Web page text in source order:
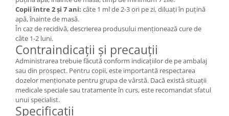
Copii între 2 și 7 ani: câte 1 ml de 2-3 ori pe zi, diluați în puțină
apă, înainte de masă.
În caz de recidivă, descrierea produsului menționează cure de
câte 1-2 luni.
Contraindicații și precauții
Administrarea trebuie făcută conform indicațiilor de pe ambalaj
sau din prospect. Pentru copii, este importantă respectarea
dozelor menționate pentru grupa de vârstă. Dacă există situații
medicale speciale sau tratamente în curs, este recomandat sfatul
unui specialist.
Specificații